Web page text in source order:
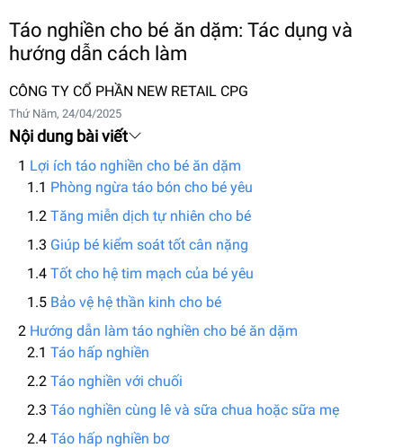
Táo nghiền cho bé ăn dặm: Tác dụng và
hướng dẫn cách làm
CÔNG TY CỔ PHẦN NEW RETAIL CPG
Thứ Năm, 24/04/2025
Nội dung bài viết
Lợi ích táo nghiền cho bé ăn dặm
Phòng ngừa táo bón cho bé yêu
Tăng miễn dịch tự nhiên cho bé
Giúp bé kiểm soát tốt cân nặng
Tốt cho hệ tim mạch của bé yêu
Bảo vệ hệ thần kinh cho bé
Hướng dẫn làm táo nghiền cho bé ăn dặm
Táo hấp nghiền
Táo nghiền với chuối
Táo nghiền cùng lê và sữa chua hoặc sữa mẹ
Táo hấp nghiền bơ